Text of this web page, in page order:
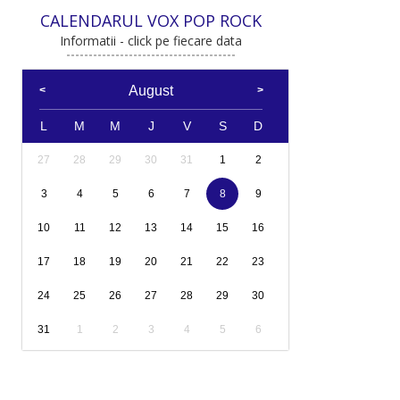
CALENDARUL VOX POP ROCK
Informatii - click pe fiecare data
August
L M M J V S D
27 28 29 30 31 1 2
3 4 5 6 7 8 9
10 11 12 13 14 15 16
17 18 19 20 21 22 23
24 25 26 27 28 29 30
31 1 2 3 4 5 6